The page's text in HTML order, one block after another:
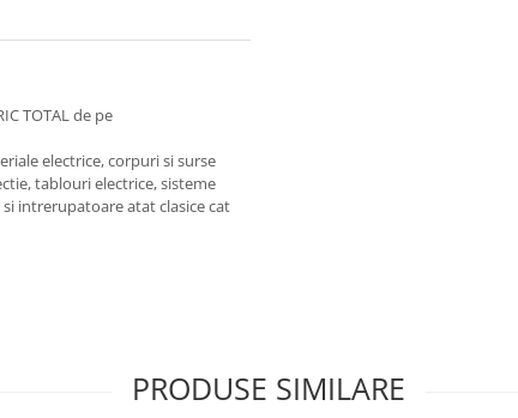
TOTAL de pe
electrice, corpuri si surse
tablouri electrice, sisteme
intrerupatoare atat clasice cat
PRODUSE SIMILARE